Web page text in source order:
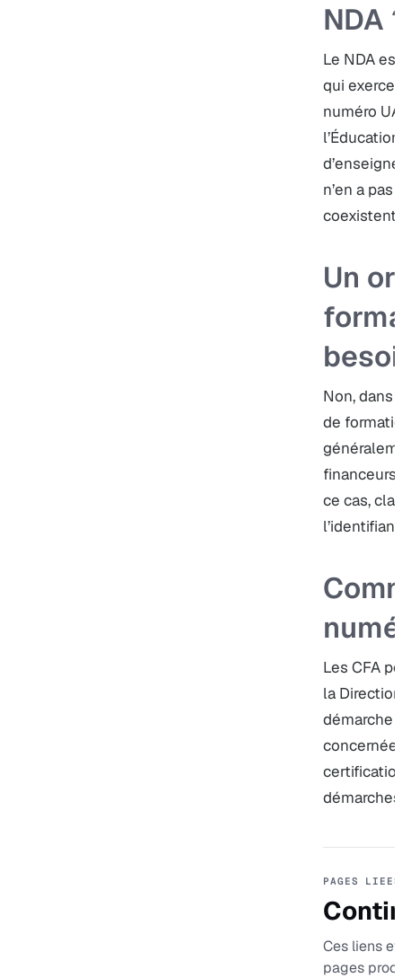
NDA
Le NDA
qui exerce
numéro
n’en a
coexistent
Un
Non, dans
de
financeurs
ce cas,
Les CFA
la
démarche
PAGES LIEES
Ces liens
pages